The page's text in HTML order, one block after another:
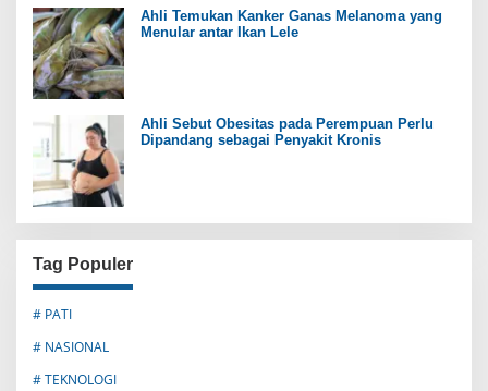
Ahli Temukan Kanker Ganas Melanoma yang
Menular antar Ikan Lele
Ahli Sebut Obesitas pada Perempuan Perlu
Dipandang sebagai Penyakit Kronis
Tag Populer
# PATI
# NASIONAL
# TEKNOLOGI